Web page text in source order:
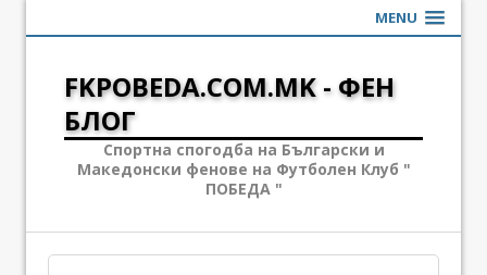
MENU
FKPOBEDA.COM.MK - ФЕН
БЛОГ
Спортна спогодба на Български и
Македонски фенове на Футболен Клуб "
ПОБЕДА "